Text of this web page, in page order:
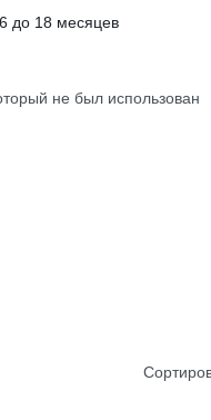
до 18 месяцев
не был использован